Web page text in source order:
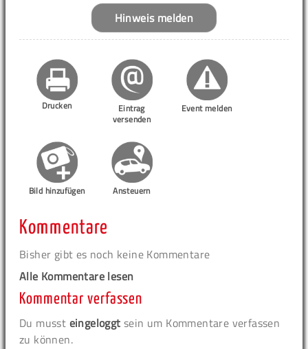
Hinweis melden
Drucken
Eintrag
versenden
Event melden
Bild hinzufügen Ansteuern
Kommentare
Bisher gibt es noch keine Kommentare
Alle Kommentare lesen
Kommentar verfassen
Du musst eingeloggt sein um Kommentare verfassen
zu können.